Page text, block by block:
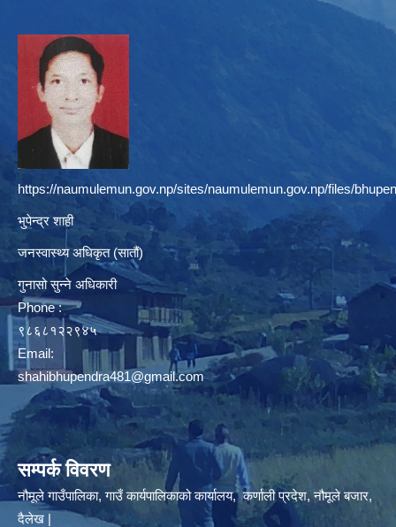
https://naumulemun.gov.np/sites/naumulemun.gov.np/files/
भुपेन्द्र शाही
जनस्वास्थ्य अधिकृत (सातौं)
गुनासो सुन्ने अधिकारी
Phone :
९८६८१२२९४५
Email:
shahibhupendra481@gmail.com
सम्पर्क विवरण
नौमूले गाउँपालिका, गाउँ कार्यपालिकाको कार्यालय, कर्णाली प्रदेश, नौमूले बजार,
दैलेख |